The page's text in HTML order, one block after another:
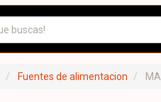
Fuentes de alimentacion